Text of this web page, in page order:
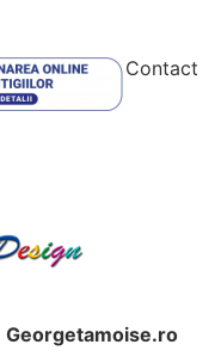
Contact
Georgetamoise.ro